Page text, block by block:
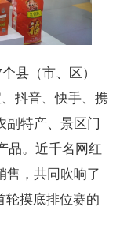
县（市、区）
抖音、快手、携
副特产、景区门
品。近千名网红
售，共同吹响了
轮摸底排位赛的